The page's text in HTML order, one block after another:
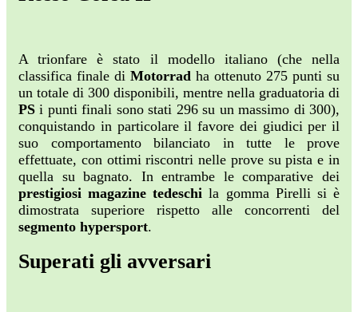
A trionfare è stato il modello italiano (che nella
classifica finale di Motorrad ha ottenuto 275 punti su
un totale di 300 disponibili, mentre nella graduatoria di
PS i punti finali sono stati 296 su un massimo di 300),
conquistando in particolare il favore dei giudici per il
suo comportamento bilanciato in tutte le prove
effettuate, con ottimi riscontri nelle prove su pista e in
quella su bagnato. In entrambe le comparative dei
prestigiosi magazine tedeschi la gomma Pirelli si è
dimostrata superiore rispetto alle concorrenti del
segmento hypersport.
Superati gli avversari